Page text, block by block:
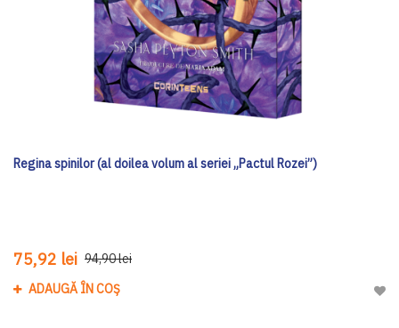
Regina spinilor (al doilea volum al seriei „Pactul Rozei”)
75,92 lei 94,90 lei
ADAUGĂ ÎN COȘ